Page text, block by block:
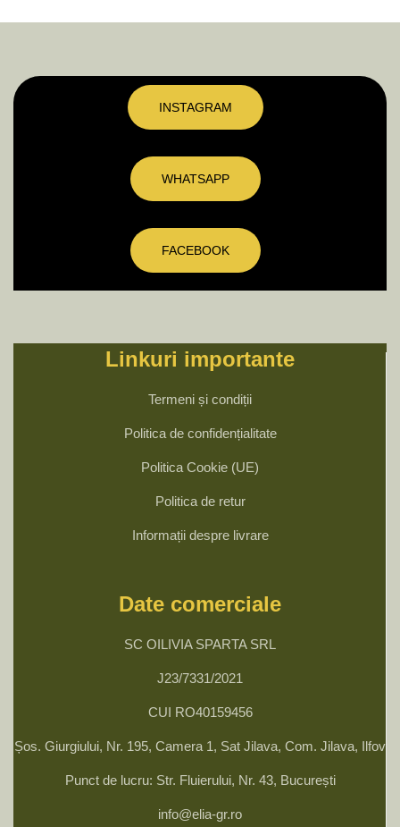
INSTAGRAM
WHATSAPP
FACEBOOK
Linkuri importante
Termeni și condiții
Politica de confidențialitate
Politica Cookie (UE)
Politica de retur
Informații despre livrare
Date comerciale
SC OILIVIA SPARTA SRL
J23/7331/2021
CUI RO40159456
Șos. Giurgiului, Nr. 195, Camera 1, Sat Jilava, Com. Jilava, Ilfov
Punct de lucru: Str. Fluierului, Nr. 43, București
info@elia-gr.ro